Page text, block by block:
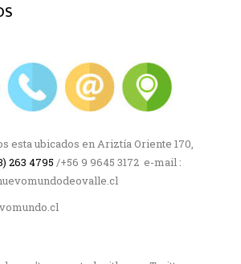
esta ubicados en Ariztía Oriente 170,
263 4795 /+56 9 9645 3172 e-mail :